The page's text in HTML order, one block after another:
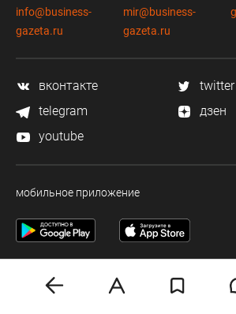
info@business-
gazeta.ru
mir@business-
gazeta.ru
вконтакте
twitter
telegram
дзен
youtube
мобильное приложение
Деловая электронная газета «Бизнес Online» (на